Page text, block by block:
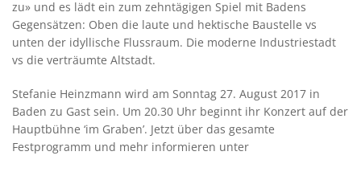
zu» und es lädt ein zum zehntägigen Spiel mit Badens
Gegensätzen: Oben die laute und hektische Baustelle vs
unten der idyllische Flussraum. Die moderne Industriestadt
vs die verträumte Altstadt.
Stefanie Heinzmann wird am Sonntag 27. August 2017 in
Baden zu Gast sein. Um 20.30 Uhr beginnt ihr Konzert auf der
Hauptbühne ‘im Graben’. Jetzt über das gesamte
Festprogramm und mehr informieren unter